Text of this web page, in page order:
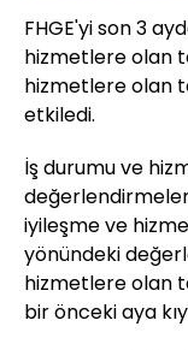
FHGE'yi son 3
hizmetlere olan
hizmetlere olan
etkiledi.
İş durumu ve
iyileşme ve
yönündeki
hizmetlere olan
bir önceki aya